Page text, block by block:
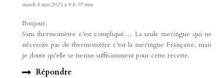
mardi 4 mai 2021 à 9 h 37 min
Bonjour,
Sans thermomètre c’est compliqué… La seule meringue qui ne
nécessite pas de thermomètre c’est la meringue Française, mais
je doute qu’elle se tienne suffisamment pour cette recette.
Répondre